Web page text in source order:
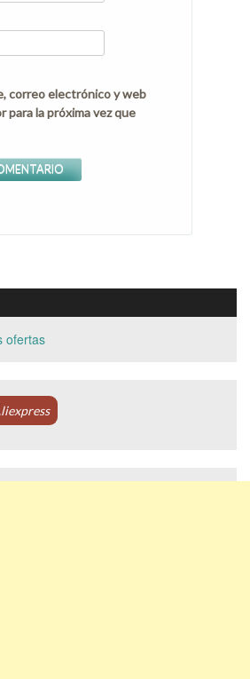
correo electrónico y web
para la próxima vez que
ofertas